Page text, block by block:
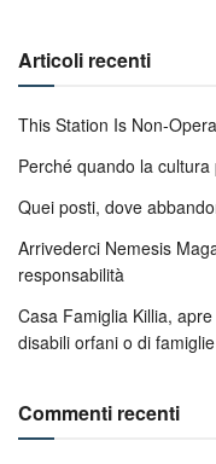
Articoli recenti
This Station Is Non-
Perché quando la
Quei posti, dove
Arrivederci Nemesis
responsabilità
Casa Famiglia Killia,
disabili orfani o di
Commenti recenti